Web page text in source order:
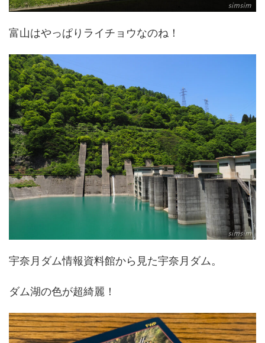
富山はやっぱりライチョウなのね！
宇奈月ダム情報資料館から見た宇奈月ダム。
ダム湖の色が超綺麗！